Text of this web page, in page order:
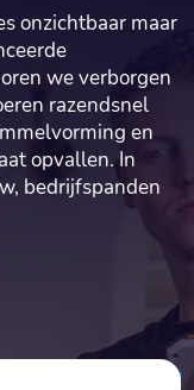
onzichtbaar maar
we verborgen
razendsnel
en
opvallen. In
bedrijfspanden